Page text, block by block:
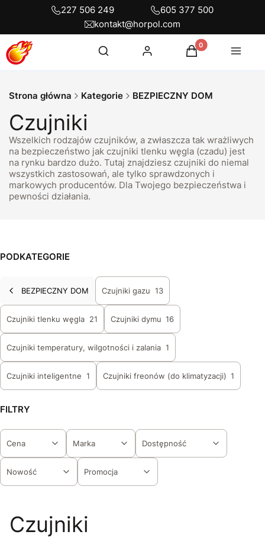
227 506 249
605 377 500
kontakt@horpol.com
Otwórz wyszukiwarkę
Szukaj Zaloguj się Produkty w
Koszyk Menu
Strona główna Kategorie BEZPIECZNY DOM
Czujniki
Wszelkich rodzajów czujników, a zwłaszcza tak wrażliwych
na bezpieczeństwo jak czujniki tlenku węgla (czadu) jest
na rynku bardzo dużo. Tutaj znajdziesz czujniki do niemal
wszystkich zastosowań, ale tylko sprawdzonych i
markowych producentów. Dla Twojego bezpieczeństwa i
pewności działania.
PODKATEGORIE
BEZPIECZNY DOM Czujniki gazu 13
Czujniki tlenku węgla 21 Czujniki dymu 16
Czujniki temperatury, wilgotności i zalania 1
Czujniki inteligentne 1 Czujniki freonów (do klimatyzacji) 1
FILTRY
Cena Marka Dostępność
Nowość Promocja
Czujniki